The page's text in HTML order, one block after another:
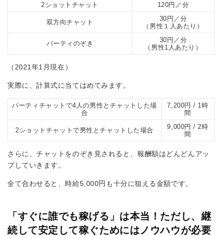
2ショットチャット
120円／分
双方向チャット
30円／分
（男性１人あたり）
パーティのぞき
30円／分
（男性1人あたり）
（2021年1月現在）
実際に、計算式に当てはめてみます。
パーティチャットで4人の男性とチャットした場
合
7,200円 / 1時
間
2ショットチャットで男性とチャットした場合
9,000円 / 2時
間
さらに、チャットをのぞき見されると、報酬額はどんどんアッ
プしていきます。
全て合わせると、時給5,000円も十分に狙える金額です。
「すぐに誰でも稼げる」は本当！ただし、継
続して安定して稼ぐためにはノウハウが必要